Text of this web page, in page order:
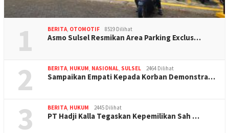
1 BERITA, OTOMOTIF 8519 Dilihat
Asmo Sulsel Resmikan Area Parking Exclus…
2 BERITA, HUKUM, NASIONAL, SULSEL 2464 Dilihat
Sampaikan Empati Kepada Korban Demonstra…
3 BERITA, HUKUM 2445 Dilihat
PT Hadji Kalla Tegaskan Kepemilikan Sah …